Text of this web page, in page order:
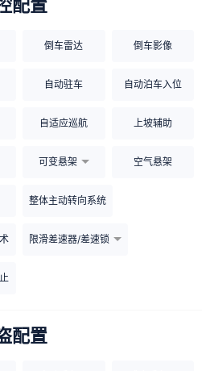
配置
倒车雷达 倒车影像
自动驻车 自动泊车入位
自适应巡航 上坡辅助
可变悬架 空气悬架
整体主动转向系统
限滑差速器/差速锁
配置